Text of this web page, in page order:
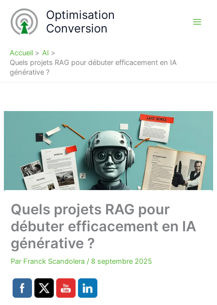
contenu
Optimisation
Conversion
Accueil
AI
Quels projets RAG pour débuter efficacement en IA
générative ?
Quels projets RAG pour
débuter efficacement en IA
générative ?
Par Franck Scandolera / 8 septembre 2025